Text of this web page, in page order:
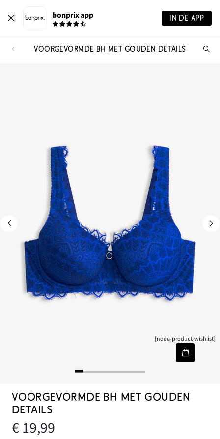
bonprix app IN DE APP
VOORGEVORMDE BH MET GOUDEN DETAILS
[node-product-wishlist]
VOORGEVORMDE BH MET GOUDEN
DETAILS
€ 19,99